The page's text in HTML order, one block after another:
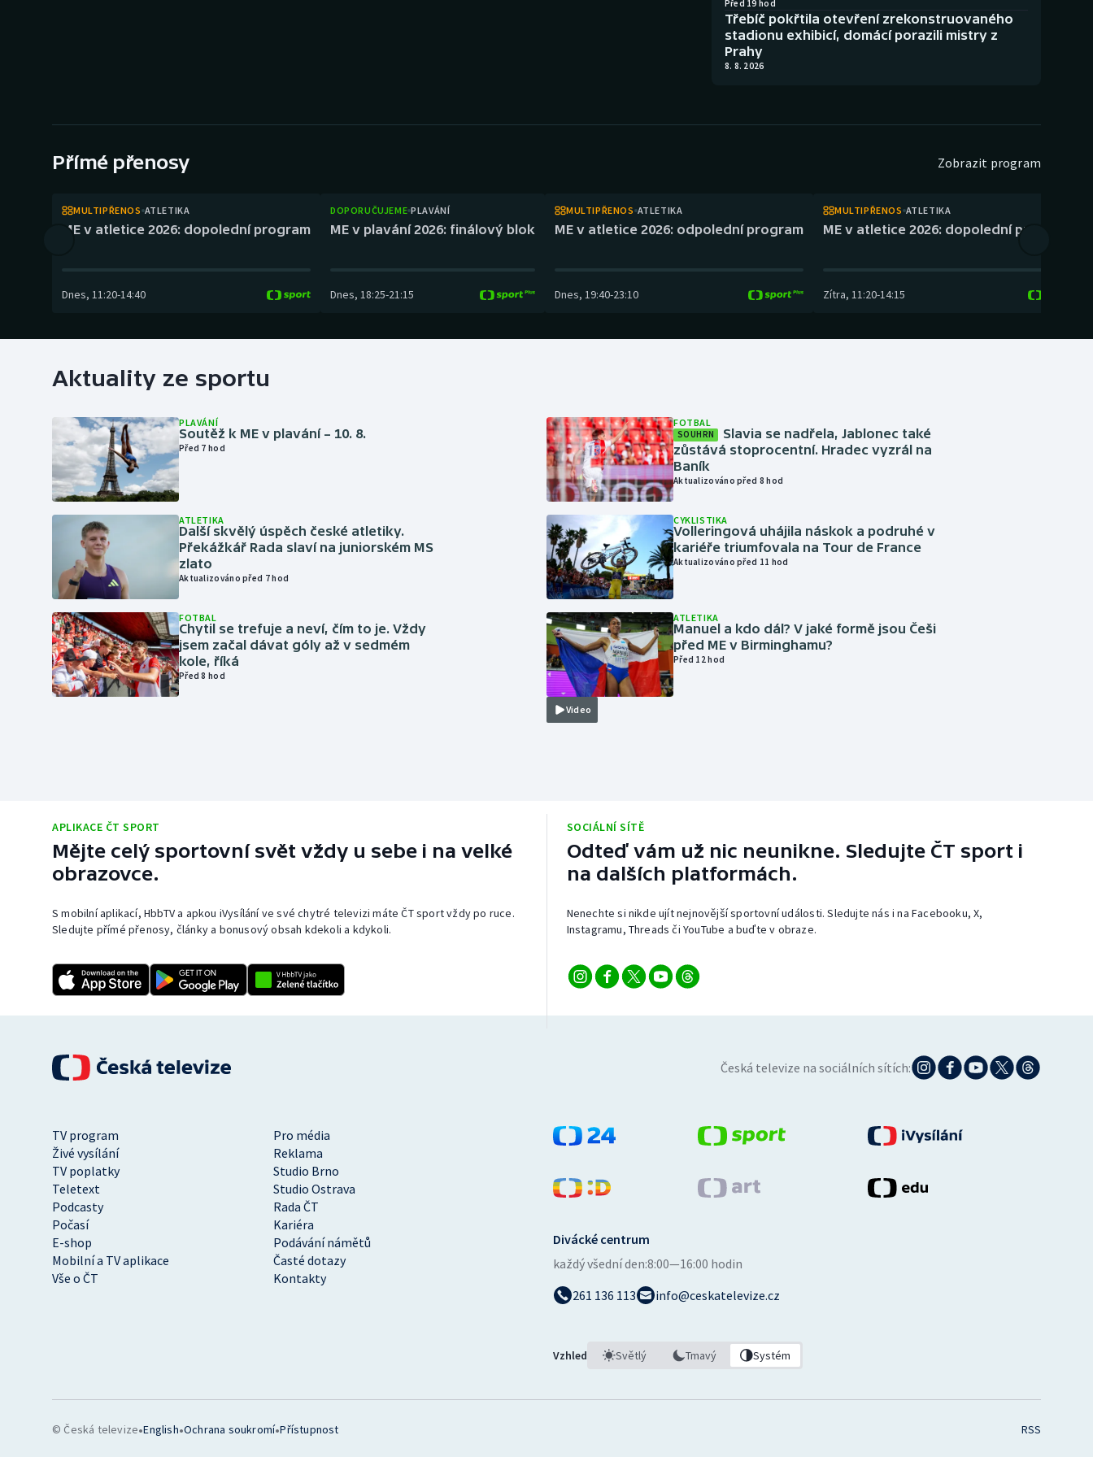
Futsal Parasport Volejbal
Před 19 hod
Třebíč pokřtila otevření zrekonstruovaného
stadionu exhibicí, domácí porazili mistry z
Prahy
8. 8. 2026
Přímé přenosy Zobrazit program
MULTIPŘENOS ATLETIKA
ME v atletice 2026: dopolední program
Dnes, 11:20-14:40
DOPORUČUJEME PLAVÁNÍ
ME v plavání 2026: finálový blok
Dnes, 18:25-21:15
MULTIPŘENOS ATLETIKA
ME v atletice 2026: odpolední program
Dnes, 19:40-23:10
MULTIPŘENOS ATLETIKA
ME v atletice 2026: dopolední program
Zítra, 11:20-14:15
Aktuality ze sportu
PLAVÁNÍ
Soutěž k ME v plavání – 10. 8.
Před 7 hod
ATLETIKA
Další skvělý úspěch české atletiky.
Překážkář Rada slaví na juniorském MS
zlato
Aktualizováno před 7 hod
FOTBAL
Chytil se trefuje a neví, čím to je. Vždy
jsem začal dávat góly až v sedmém
kole, říká
Před 8 hod
FOTBAL
SOUHRN
Slavia se nadřela, Jablonec také
zůstává stoprocentní. Hradec vyzrál na
Baník
Aktualizováno před 8 hod
CYKLISTIKA
Volleringová uhájila náskok a podruhé v
kariéře triumfovala na Tour de France
Aktualizováno před 11 hod
Video
ATLETIKA
Manuel a kdo dál? V jaké formě jsou Češi
před ME v Birminghamu?
Před 12 hod
APLIKACE ČT SPORT
Mějte celý sportovní svět vždy u sebe i na velké
obrazovce.
S mobilní aplikací, HbbTV a apkou iVysílání ve své chytré televizi máte ČT sport vždy po ruce.
Sledujte přímé přenosy, články a bonusový obsah kdekoli a kdykoli.
SOCIÁLNÍ SÍTĚ
Odteď vám už nic neunikne. Sledujte ČT sport i
na dalších platformách.
Nenechte si nikde ujít nejnovější sportovní události. Sledujte nás i na Facebooku, X,
Instagramu, Threads či YouTube a buďte v obraze.
Česká televize na sociálních sítích:
TV program
Pro média
Živé vysílání
Reklama
TV poplatky
Studio Brno
Teletext
Studio Ostrava
Podcasty
Rada ČT
Počasí
Kariéra
E-shop
Podávání námětů
Mobilní a TV aplikace
Časté dotazy
Vše o ČT
Kontakty
Divácké centrum
každý všední den:8:00—16:00 hodin
261 136 113
info@ceskatelevize.cz
Vzhled Světlý Tmavý Systém
© Česká televize•English•Ochrana soukromí•Přístupnost RSS